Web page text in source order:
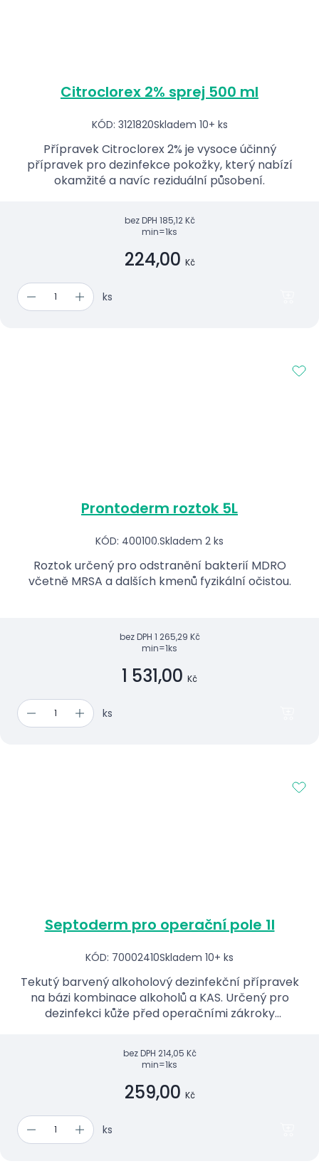
Citroclorex 2% sprej 500 ml
KÓD: 3121820Skladem 10+ ks
Přípravek Citroclorex 2% je vysoce účinný
přípravek pro dezinfekce pokožky, který nabízí
okamžité a navíc reziduální působení.
bez DPH 185,12 Kč
min=1ks
224,00 Kč
ks
Prontoderm roztok 5L
KÓD: 400100.Skladem 2 ks
Roztok určený pro odstranění bakterií MDRO
včetně MRSA a dalších kmenů fyzikální očistou.
bez DPH 1 265,29 Kč
min=1ks
1 531,00 Kč
ks
Septoderm pro operační pole 1l
KÓD: 70002410Skladem 10+ ks
Tekutý barvený alkoholový dezinfekční přípravek
na bázi kombinace alkoholů a KAS. Určený pro
dezinfekci kůže před operačními zákroky
bez DPH 214,05 Kč
min=1ks
259,00 Kč
ks